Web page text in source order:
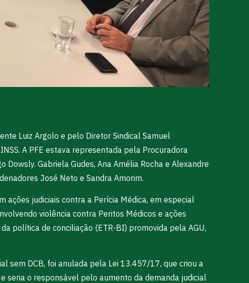
Luiz Argolo e pelo Diretor Sindical Samuel
A PFE estava representada pela Procuradora
Gabriela Gudes, Ana Amélia Rocha e Alexandre
José Neto e Sandra Amorim.
judiciais contra a Perícia Médica, em especial
violência contra Peritos Médicos e ações
política de conciliação (ETR-BI) promovida pela AGU,
sem DCB, foi anulada pela Lei 13.457/17, que criou a
seria o responsável pelo aumento da demanda judicial